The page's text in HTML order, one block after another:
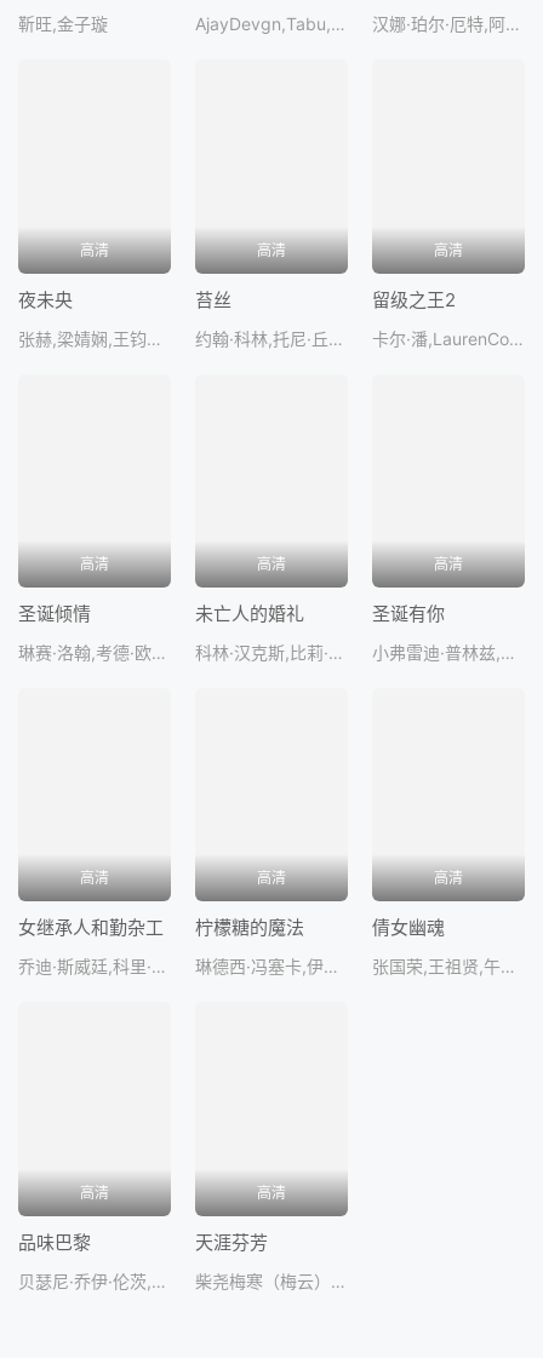
靳旺,金子璇 AjayDevgn,Tabu,吉米·舍尔吉勒 汉娜·珀尔·厄特,阿尤·艾德维利,玛丽-露易丝·帕克,克里斯·维塔斯凯,CarlosJacot
高清
夜未央
张赫,梁婧娴,王钧浩,邓志浩,章凯
高清
苔丝
约翰·科林,托尼·丘奇,娜塔莎·金斯基,彼得·弗斯,约翰·贝
高清
留级之王2
卡尔·潘,LaurenCohan,DanielPercival,格伦·巴里
高清
圣诞倾情
琳赛·洛翰,考德·欧威尔斯特利特,杰克·瓦格纳,吴宇卫,奥利维亚·佩雷
高清
未亡人的婚礼
科林·汉克斯,比莉·洛德,艾斯林·贝亚,伊丽莎白·麦戈文,哈丽特·瓦尔
高清
圣诞有你
小弗雷迪·普林兹,埃美·加西亚,GabrielSloyer,EmilyDavidson,LawrenceJ.Hughe
高清
女继承人和勤杂工
乔迪·斯威廷,科里·塞维尔,AnnPirvu
高清
柠檬糖的魔法
琳德西·冯塞卡,伊恩·哈丁
高清
倩女幽魂
张国荣,王祖贤,午马,刘兆铭,林
高清
品味巴黎
贝瑟尼·乔伊·伦茨,斯坦利·韦伯,本·威金斯,马农·阿泽姆,贝瑟妮·乔伊·盖里奥迪
高清
天涯芬芳
柴尧梅寒（梅云）秦川（覃毅高）